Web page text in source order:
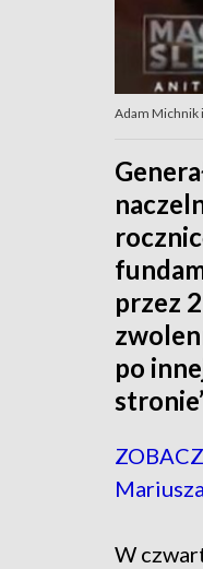
Adam Michnik
przez
po
W